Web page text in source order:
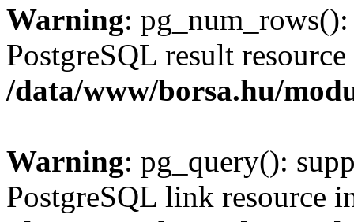
Warning:
PostgreSQL result
/data/www/borsa.hu/
Warning: pg_query():
PostgreSQL link resource